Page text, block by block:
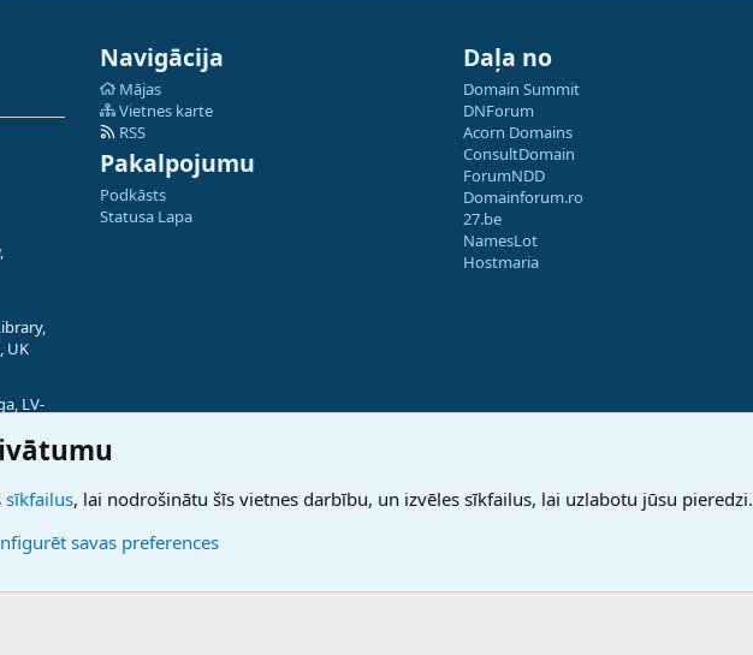
UK
LV-
Navigācija
Mājas
Vietnes karte
RSS
Pakalpojumu
Podkāsts
Statusa Lapa
Daļa no
Domain Summit
DNForum
Acorn Domains
ConsultDomain
ForumNDD
Domainforum.ro
27.be
NamesLot
Hostmaria
sīkfailus, lai nodrošinātu šīs vietnes darbību, un izvēles sīkfailus, lai uzlabotu jūsu pieredzi.
savas preferences